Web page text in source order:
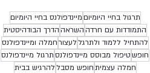
תרגול בחיי היומיוםמיינדפולנס בחיי היומיום
התמודדות עם חרדההשראההדרך הבודהיסטית
להתחיל ללמוד ולתרגללעצורחמלה ומיינדפולנס
חופשטיפול מבוסס מיינדפולנסתרגול מיינדפולנס
חמלה עצמיתחופש מסבללהרגיש בבית